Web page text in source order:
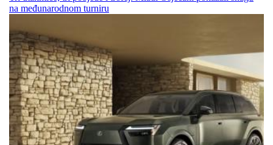
na međunarodnom turniru